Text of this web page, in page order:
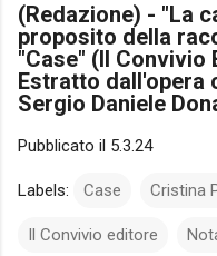
(Redazione) - "La
proposito della
"Case" (Il Convivio
Estratto dall'opera
Sergio Daniele
Pubblicato il 5.3.24
Labels: Case Cristina
Il Convivio editore